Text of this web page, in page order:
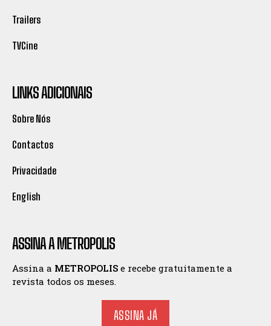
Trailers
TVCine
LINKS ADICIONAIS
Sobre Nós
Contactos
Privacidade
English
ASSINA A METROPOLIS
Assina a METROPOLIS e recebe gratuitamente a
revista todos os meses.
ASSINA JÁ